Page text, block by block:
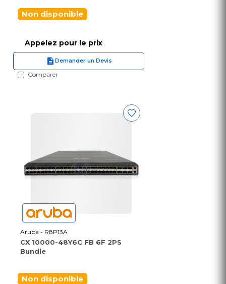
Non disponible
Appelez pour le prix
Demander un Devis
Comparer
Aruba - R8P13A
CX 10000-48Y6C FB 6F 2PS
Bundle
Non disponible